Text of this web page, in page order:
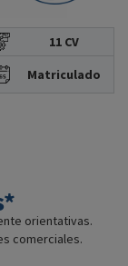
11 CV
Matriculado
orientativas.
comerciales.